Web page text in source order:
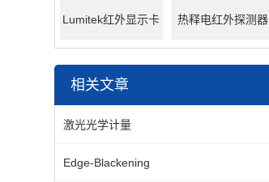
Lumitek红外显示卡 热释电红外探测器
相关文章
激光光学计量
Edge-Blackening